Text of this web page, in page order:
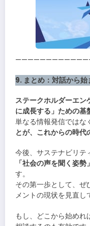
9. まとめ：対話から
ステークホルダーエン
に成長する」ための基
単なる情報発信ではな
とが、これからの時代
今後、サステナビリテ
「社会の声を聞く姿
す。
その第一歩として、ぜ
メントの現状を見直し
もし、どこから始め